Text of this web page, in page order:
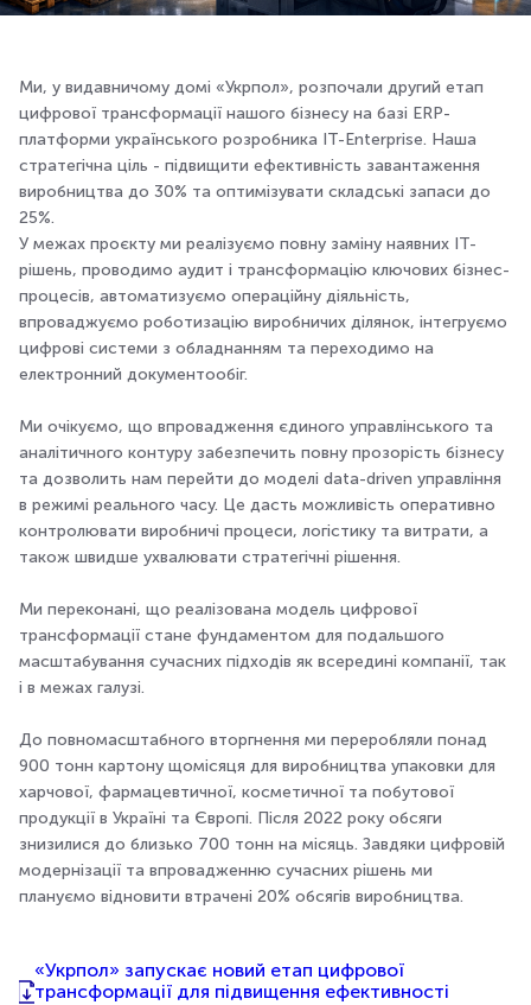
Ми, у видавничому домі «Укрпол», розпочали другий етап
цифрової трансформації нашого бізнесу на базі ERP-
платформи українського розробника IT-Enterprise. Наша
стратегічна ціль - підвищити ефективність завантаження
виробництва до 30% та оптимізувати складські запаси до
25%.
У межах проєкту ми реалізуємо повну заміну наявних ІТ-
рішень, проводимо аудит і трансформацію ключових бізнес-
процесів, автоматизуємо операційну діяльність,
впроваджуємо роботизацію виробничих ділянок, інтегруємо
цифрові системи з обладнанням та переходимо на
електронний документообіг.
Ми очікуємо, що впровадження єдиного управлінського та
аналітичного контуру забезпечить повну прозорість бізнесу
та дозволить нам перейти до моделі data-driven управління
в режимі реального часу. Це дасть можливість оперативно
контролювати виробничі процеси, логістику та витрати, а
також швидше ухвалювати стратегічні рішення.
Ми переконані, що реалізована модель цифрової
трансформації стане фундаментом для подальшого
масштабування сучасних підходів як всередині компанії, так
і в межах галузі.
До повномасштабного вторгнення ми переробляли понад
900 тонн картону щомісяця для виробництва упаковки для
харчової, фармацевтичної, косметичної та побутової
продукції в Україні та Європі. Після 2022 року обсяги
знизилися до близько 700 тонн на місяць. Завдяки цифровій
модернізації та впровадженню сучасних рішень ми
плануємо відновити втрачені 20% обсягів виробництва.
«Укрпол» запускає новий етап цифрової
трансформації для підвищення ефективності